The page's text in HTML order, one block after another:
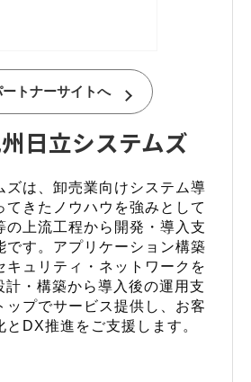
ートナーサイトへ
日立システムズ
ズは、卸売業向けシステム導
てきたノウハウを強みとして
の上流工程から開発・導入支
です。アプリケーション構築
キュリティ・ネットワークを
・構築から導入後の運用支
ップでサービス提供し、お客
とDX推進をご支援します。